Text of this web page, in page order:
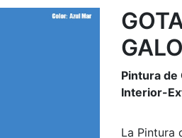
Pintura de
Interior-
La Pintura